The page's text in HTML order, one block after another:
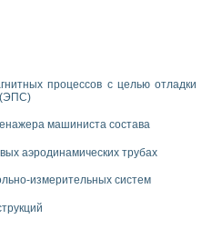
технологии виртуальных
процессов с целью отладки
(ЭПС)
машиниста состава
аэродинамических трубах
измерительных систем